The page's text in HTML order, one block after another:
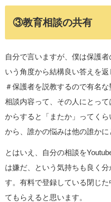
③教育相談の共有
自分で言いますが、僕は保護
いう角度から結構良い答えを返
＃保護者を説教するので有名な
相談内容って、その人にとっ
からすると「またか」ってく
から、誰かの悩みは他の誰かに
とはいえ、自分の相談を
は嫌だ、という気持ちも良く
す。有料で登録している閉じ
てもらえると思います。